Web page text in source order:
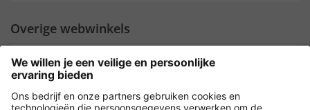
Overige webwinkels
Nederland
Payment and Delivery